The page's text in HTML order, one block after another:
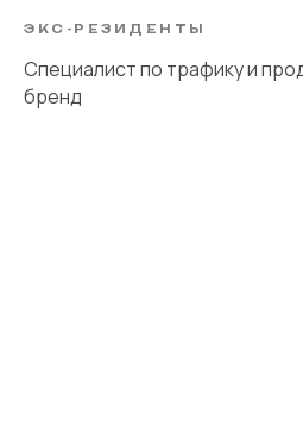
ЭКС-РЕЗИДЕНТЫ
Специалист по трафику и
бренд